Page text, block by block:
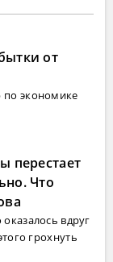
от
по экономике
перестает
Что
вдруг
грохнуть